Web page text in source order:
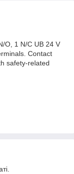
O, 1 N/C UB 24 V
Contact
safety-related